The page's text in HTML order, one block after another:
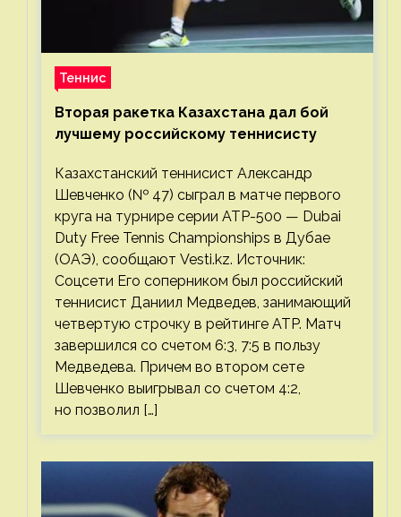
Теннис
Вторая ракетка Казахстана дал бой
лучшему российскому теннисисту
Казахстанский теннисист Александр
Шевченко (№ 47) сыграл в матче первого
круга на турнире серии ATP-500 — Dubai
Duty Free Tennis Championships в Дубае
(ОАЭ), сообщают Vesti.kz. Источник:
Соцсети Его соперником был российский
теннисист Даниил Медведев, занимающий
четвертую строчку в рейтинге ATP. Матч
завершился со счетом 6:3, 7:5 в пользу
Медведева. Причем во втором сете
Шевченко выигрывал со счетом 4:2,
но позволил […]